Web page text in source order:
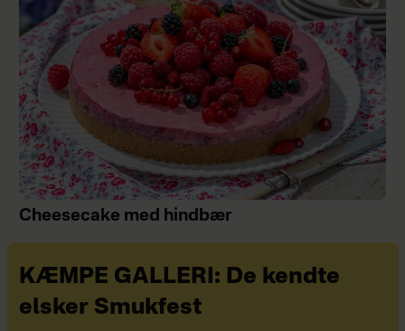
Cheesecake med hindbær
KÆMPE GALLERI: De kendte
elsker Smukfest